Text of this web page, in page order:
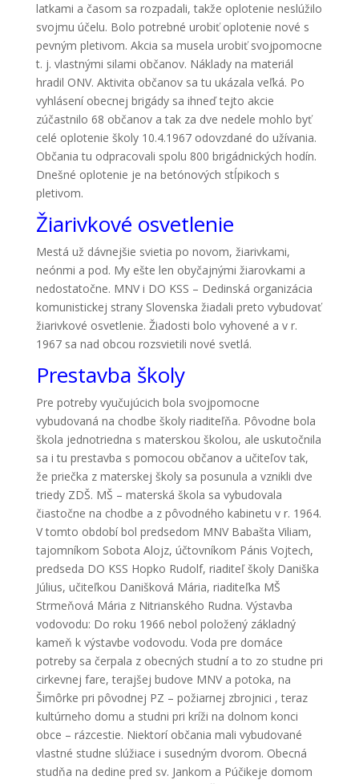
latkami a časom sa rozpadali, takže oplotenie neslúžilo
svojmu účelu. Bolo potrebné urobiť oplotenie nové s
pevným pletivom. Akcia sa musela urobiť svojpomocne
t. j. vlastnými silami občanov. Náklady na materiál
hradil ONV. Aktivita občanov sa tu ukázala veľká. Po
vyhlásení obecnej brigády sa ihneď tejto akcie
zúčastnilo 68 občanov a tak za dve nedele mohlo byť
celé oplotenie školy 10.4.1967 odovzdané do užívania.
Občania tu odpracovali spolu 800 brigádnických hodín.
Dnešné oplotenie je na betónových stĺpikoch s
pletivom.
Žiarivkové osvetlenie
Mestá už dávnejšie svietia po novom, žiarivkami,
neónmi a pod. My ešte len obyčajnými žiarovkami a
nedostatočne. MNV i DO KSS – Dedinská organizácia
komunistickej strany Slovenska žiadali preto vybudovať
žiarivkové osvetlenie. Žiadosti bolo vyhovené a v r.
1967 sa nad obcou rozsvietili nové svetlá.
Prestavba školy
Pre potreby vyučujúcich bola svojpomocne
vybudovaná na chodbe školy riaditeľňa. Pôvodne bola
škola jednotriedna s materskou školou, ale uskutočnila
sa i tu prestavba s pomocou občanov a učiteľov tak,
že priečka z materskej školy sa posunula a vznikli dve
triedy ZDŠ. MŠ – materská škola sa vybudovala
čiastočne na chodbe a z pôvodného kabinetu v r. 1964.
V tomto období bol predsedom MNV Babašta Viliam,
tajomníkom Sobota Alojz, účtovníkom Pánis Vojtech,
predseda DO KSS Hopko Rudolf, riaditeľ školy Daniška
Július, učiteľkou Danišková Mária, riaditeľka MŠ
Strmeňová Mária z Nitrianského Rudna. Výstavba
vodovodu: Do roku 1966 nebol položený základný
kameň k výstavbe vodovodu. Voda pre domáce
potreby sa čerpala z obecných studní a to zo studne pri
cirkevnej fare, terajšej budove MNV a potoka, na
Šimôrke pri pôvodnej PZ – požiarnej zbrojnici , teraz
kultúrneho domu a studni pri kríži na dolnom konci
obce – rázcestie. Niektorí občania mali vybudované
vlastné studne slúžiace i susedným dvorom. Obecná
studňa na dedine pred sv. Jankom a Púčikeje domom